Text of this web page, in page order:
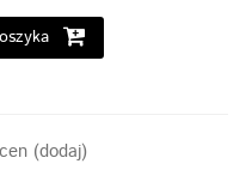
(dodaj)